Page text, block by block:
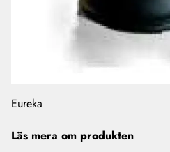
Eureka
Läs mera om produkten